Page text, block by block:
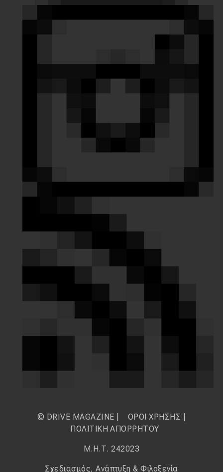
© DRIVE MAGAZINE | ΟΡΟΙ ΧΡΗΣΗΣ
ΠΟΛΙΤΙΚΗ ΑΠΟΡΡΗΤΟΥ
Μ.Η.Τ. 242023
Σχεδιασμός, Ανάπτυξη & Φιλοξενία